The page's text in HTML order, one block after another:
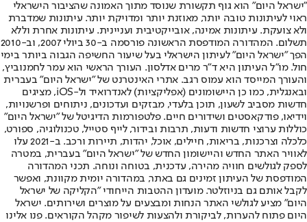
"ישראל היום" הוא גוף תקשורת שנוסד מתוך האמונה שהציבור הישראלי
ראוי לעיתונות טובה יותר, מאוזנת יותר ומדויקת יותר. עיתונות שמדברת
ולא צועקת. עיתונות אמינה, אובייקטיבית ועניינית. עיתונות אחרת וללא
תשלום. המהדורה המודפסת הראשונה פורסמה ב-30 ביולי 2007, וב-2010
הפך "ישראל היום" לעיתון הישראלי בעל שיעור החשיפה הגבוה ביותר בימי
חול. מו"ל העיתון היא ד"ר מרים אדלסון. העורך הראשי הוא עמר לחמנוביץ,
והעורך המייסד הוא עמוס רגב. אתרי האינטרנט של "ישראל היום" בעברית
ובאנגלית, כמו כן היישומונים (אפליקציות) לאנדרואיד ול-iOS, מציגים
חדשות מסביב לשעון, תוכן בלעדי, מבזקים ועדכונים, ניתוחים ופרשנויות,
וידיאו, פודקאסטים ושידורים חיים. פלטפורמות הדיגיטל של "ישראל היום"
כוללות ערוצי חדשות ודעות, תרבות ובידור, לייף סטייל, טכנולוגיה, ספורט,
כלכלה וצרכנות, בריאות, חיילים, אוכל, יהדות, תיירות ורכב. ב-2021 עלו
לאוויר האתר החדש והיישומון החדש של "ישראל היום" בעברית, במטרה
לספק לגולשים חוויה מהירה, עדכנית, בטוחה ונוחה. תכני המהדורה
המודפסת של העיתון זמינים גם באתר, במהדורה יומית מקוונת, ואפשר
לקבל אותם גם בניוזלטר. מועדון ההטבות הייחודי "הקליקה של ישראל
היום" מציע לגולשי האתר הנחות ומבצעים על מוצרים ושירותים. ישראל
היום פתוח להערות, לביקורת ולהצעות לשיפור מקהל הקוראים. פנו אלינו